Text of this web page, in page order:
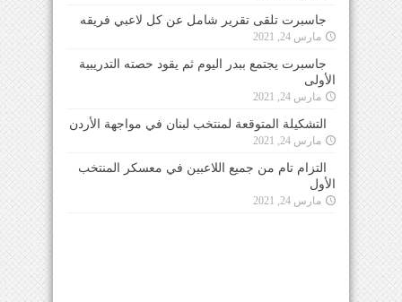
جاسبرت تلقى تقرير شامل عن كل لاعبي فريقه
مارس 24, 2021
جاسبرت يجتمع ببدر اليوم ثم يقود حصته التدريبية
الأولى
مارس 24, 2021
التشكيلة المتوقعة لمنتخب لبنان في مواجهة الأردن
مارس 24, 2021
التزام تام من جميع اللاعبين في معسكر المنتخب
الأول
مارس 24, 2021